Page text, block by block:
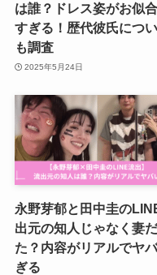
は誰？ドレス姿がお似
すぎる！歴代彼氏につ
も調査
2025年5月24日
永野芽郁と田中圭の
出元の知人じゃなく妻
た？内容がリアルでヤ
ぎる